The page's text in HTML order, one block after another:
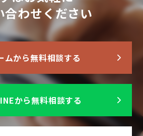
合わせください
ムから無料相談する
から無料相談する